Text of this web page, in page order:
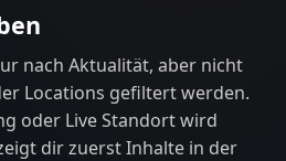
nach Aktualität, aber nicht
Locations gefiltert werden.
oder Live Standort wird
dir zuerst Inhalte in der